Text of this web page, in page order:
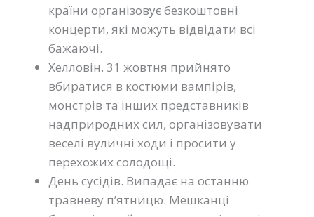
країни організовує безкоштовні
концерти, які можуть відвідати всі
бажаючі.
Хелловін. 31 жовтня прийнято
вбиратися в костюми вампірів,
монстрів та інших представників
надприродних сил, організовувати
веселі вуличні ходи і просити у
перехожих солодощі.
День сусідів. Випадає на останню
травневу п’ятницю. Мешканці